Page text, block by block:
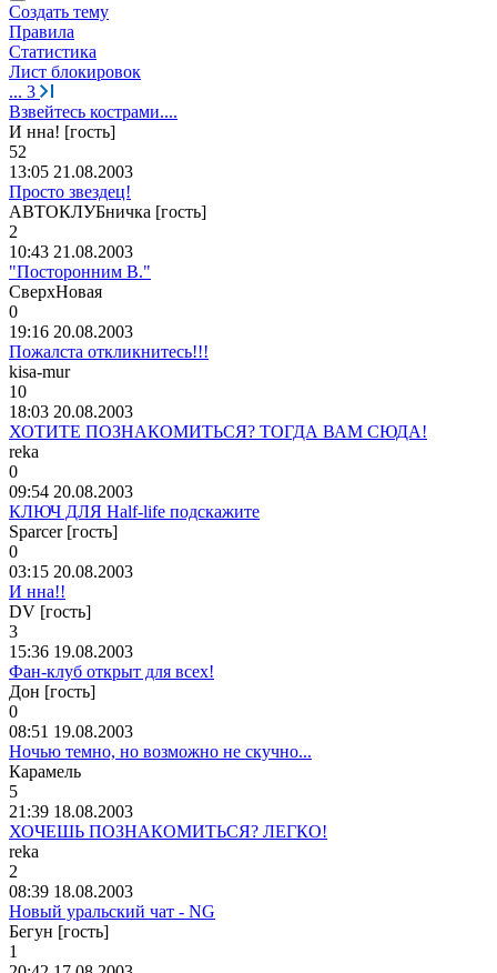
Создать тему
Правила
Статистика
Лист блокировок
... 3
Взвейтесь кострами....
И нна! [гость]
52
13:05 21.08.2003
Просто звездец!
АВТОКЛУБничка [гость]
2
10:43 21.08.2003
"Посторонним В."
СверхНовая
0
19:16 20.08.2003
Пожалста откликнитесь!!!
kisa-mur
10
18:03 20.08.2003
ХОТИТЕ ПОЗНАКОМИТЬСЯ? ТОГДА ВАМ СЮДА!
reka
0
09:54 20.08.2003
КЛЮЧ ДЛЯ Half-life подскажите
Sparcer [гость]
0
03:15 20.08.2003
И нна!!
DV [гость]
3
15:36 19.08.2003
Фан-клуб открыт для всех!
Дон [гость]
0
08:51 19.08.2003
Ночью темно, но возможно не скучно...
Карамель
5
21:39 18.08.2003
ХОЧЕШЬ ПОЗНАКОМИТЬСЯ? ЛЕГКО!
reka
2
08:39 18.08.2003
Новый уральский чат - NG
Бегун [гость]
1